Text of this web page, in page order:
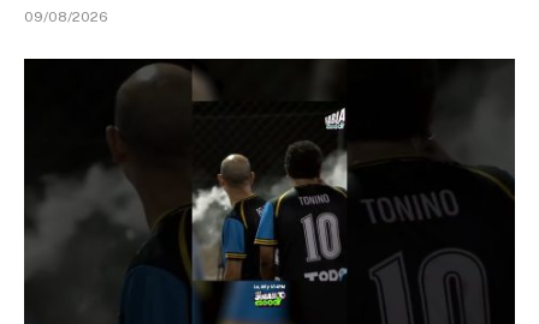
09/08/2026